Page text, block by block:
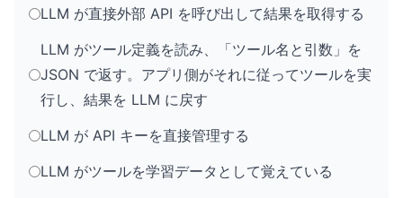
LLM が直接外部 API を呼び出して結果を取得する
LLM がツール定義を読み、「ツール名と引数」を
JSON で返す。アプリ側がそれに従ってツールを実
行し、結果を LLM に戻す
LLM が API キーを直接管理する
LLM がツールを学習データとして覚えている